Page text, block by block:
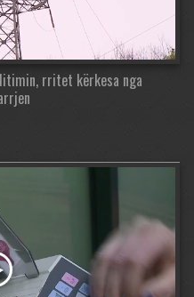
rritet kërkesa nga